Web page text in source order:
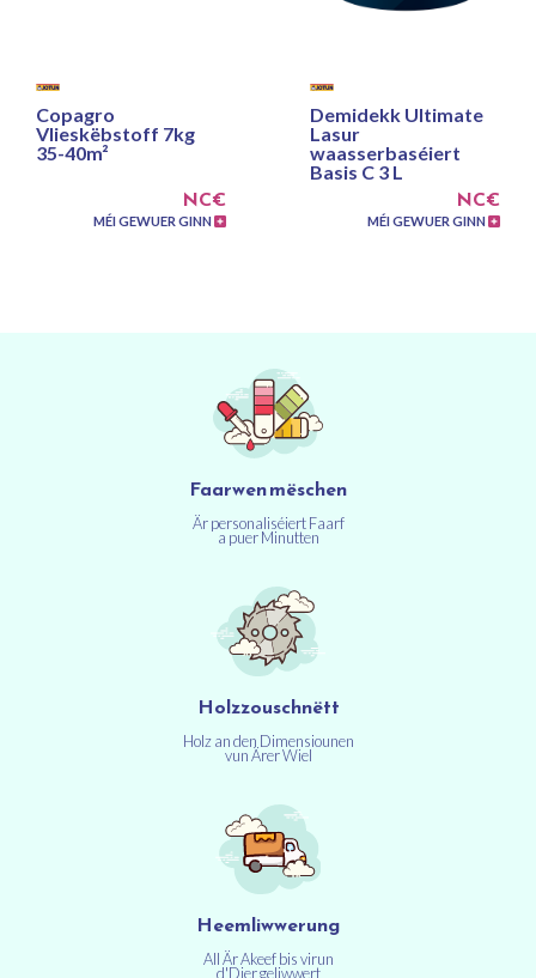
Copagro
Vlieskëbstoff 7kg
35-40m²
NC€
MÉI GEWUER GINN
Demidekk Ultimate
Lasur
waasserbaséiert
Basis C 3 L
NC€
MÉI GEWUER GINN
Faarwen mëschen
Är personaliséiert Faarf
a puer Minutten
Holzzouschnëtt
Holz an den Dimensiounen
vun Ärer Wiel
Heemliwwerung
All Är Akeef bis virun
d'Dier geliwwert